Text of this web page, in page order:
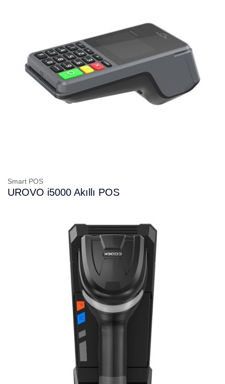
Smart POS
UROVO i5000 Akıllı POS